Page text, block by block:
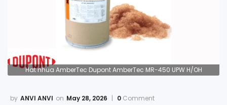
Hat nhua AmberTec Dupont AmberTec MR-450 UPW H/OH
ANVI ANVI May 28, 2026 0 Comment